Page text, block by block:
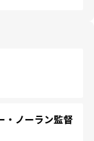
・ノーラン監督